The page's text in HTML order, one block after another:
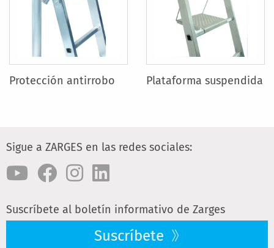
Protección antirrobo Plataforma suspendida
Sigue a ZARGES en las redes sociales:
Suscríbete al boletín informativo de Zarges
Suscríbete